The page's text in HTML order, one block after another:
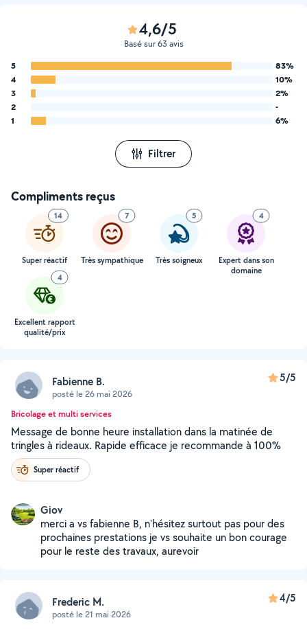
4,6/5
Basé sur 63 avis
5
83%
4
10%
3
2%
2
-
1
6%
Filtrer
Compliments reçus
14
Super réactif
7
Très sympathique
5
Très soigneux
4
Expert dans son
domaine
4
Excellent rapport
qualité/prix
Fabienne B.
posté le 26 mai 2026
5/5
Bricolage et multi services
Message de bonne heure installation dans la matinée de
tringles à rideaux. Rapide efficace je recommande à 100%
Super réactif
Giov
merci a vs fabienne B, n'hésitez surtout pas pour des
prochaines prestations je vs souhaite un bon courage
pour le reste des travaux, aurevoir
Frederic M.
posté le 21 mai 2026
4/5